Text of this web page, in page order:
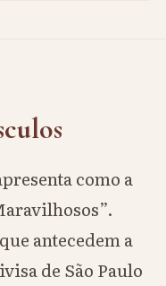
como a
antecedem a
de São Paulo